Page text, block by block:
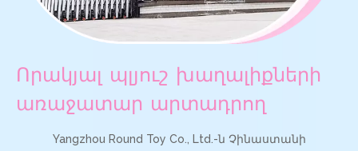
Որակյալ պլյուշ խաղալիքների
առաջատար արտադրող
Yangzhou Round Toy Co., Ltd.-ն Չինաստանի